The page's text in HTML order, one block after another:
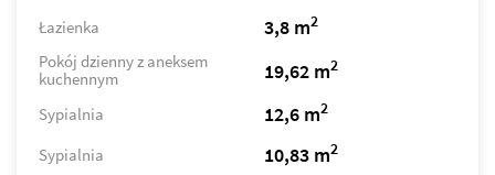
Łazienka 3,8 m2
Pokój dzienny z aneksem
kuchennym
19,62 m2
Sypialnia 12,6 m2
Sypialnia 10,83 m2